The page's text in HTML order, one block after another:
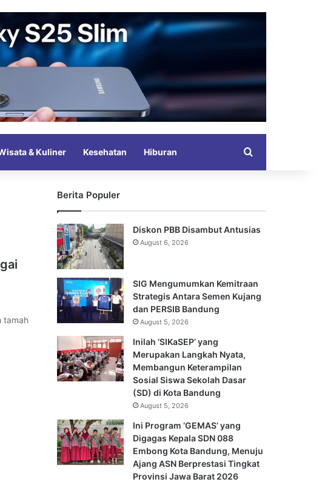
& Kuliner Kesehatan Hiburan
tamah
Berita Populer
Diskon PBB Disambut Antusias
August 6, 2026
SIG Mengumumkan Kemitraan
Strategis Antara Semen Kujang
dan PERSIB Bandung
August 5, 2026
Inilah ‘SIKaSEP’ yang
Merupakan Langkah Nyata,
Membangun Keterampilan
Sosial Siswa Sekolah Dasar
(SD) di Kota Bandung
August 5, 2026
Ini Program ‘GEMAS’ yang
Digagas Kepala SDN 088
Embong Kota Bandung, Menuju
Ajang ASN Berprestasi Tingkat
Provinsi Jawa Barat 2026